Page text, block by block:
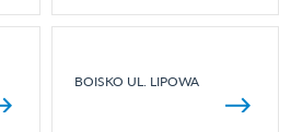
BOISKO UL. LIPOWA